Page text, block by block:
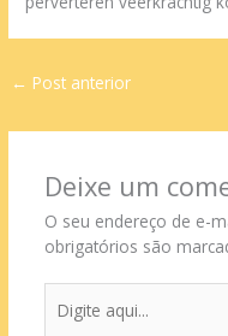
← Post anterior
Deixe um
O seu endereço de e-
obrigatórios são
aqui...